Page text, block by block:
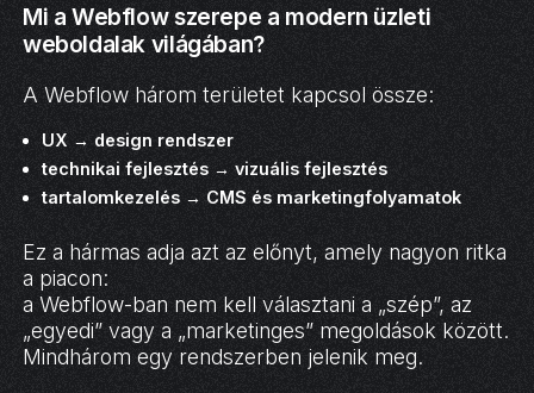
Mi a Webflow szerepe a modern üzleti
weboldalak világában?
A Webflow három területet kapcsol össze:
UX → design rendszer
technikai fejlesztés → vizuális fejlesztés
tartalomkezelés → CMS és marketingfolyamatok
Ez a hármas adja azt az előnyt, amely nagyon ritka
a piacon:
a Webflow-ban nem kell választani a „szép”, az
„egyedi” vagy a „marketinges” megoldások között.
Mindhárom egy rendszerben jelenik meg.